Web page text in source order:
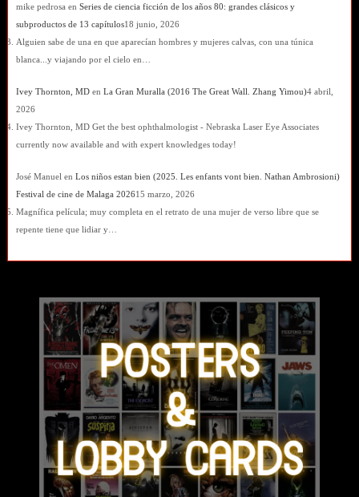
mike pedrosa en Series de ciencia ficción de los años 80: grandes clásicos y
subproductos de 13 capítulos18 junio, 2026
Alguien sabe de una en que aparecían hombres y mujeres calvas, con una túnica
blanca...y viajando por el cielo en…
Ivey Thornton, MDen La Gran Muralla (2016 The Great Wall. Zhang Yimou)4 abril,
2026
Ivey Thornton, MD Get the best ophthalmologist - Nebraska Laser Eye Associates
currently now available and with expert knowledges today!
José Manuel en Los niños estan bien (2025. Les enfants vont bien. Nathan Ambrosioni)
Festival de cine de Malaga 202615 marzo, 2026
Magnífica película; muy completa en el retrato de una mujer de verso libre que se
repente tiene que lidiar y…